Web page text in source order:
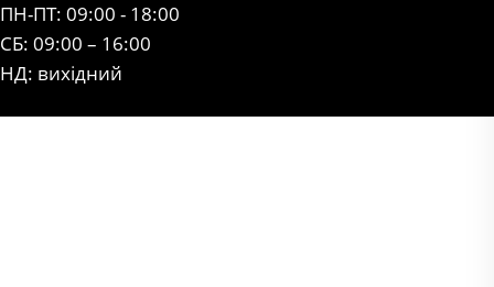
ПН-ПТ: 09:00 - 18:00
СБ: 09:00 – 16:00
НД: вихідний